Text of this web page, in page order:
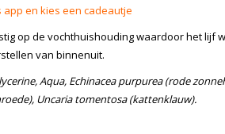
en kies een cadeautje
op de vochthuishouding waardoor het
van binnenuit.
Aqua, Echinacea purpurea (rode
Uncaria tomentosa (kattenklauw).